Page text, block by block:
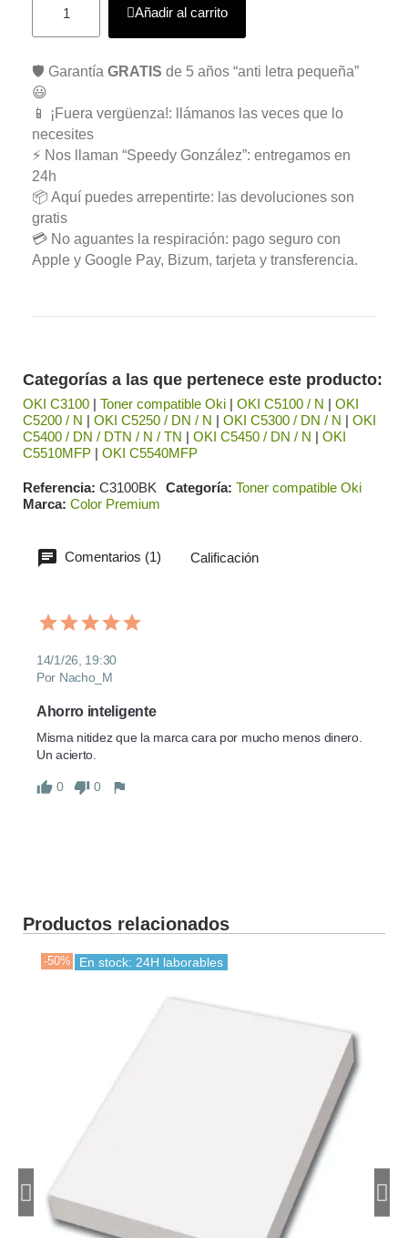
Añadir al carrito
🛡️ Garantía GRATIS de 5 años “anti letra pequeña”
😃
📱 ¡Fuera vergüenza!: llámanos las veces que lo
necesites
⚡ Nos llaman “Speedy González”: entregamos en
24h
📦 Aquí puedes arrepentirte: las devoluciones son
gratis
💳 No aguantes la respiración: pago seguro con
Apple y Google Pay, Bizum, tarjeta y transferencia.
Categorías a las que pertenece este producto:
OKI C3100 | Toner compatible Oki | OKI C5100 / N | OKI
C5200 / N | OKI C5250 / DN / N | OKI C5300 / DN / N | OKI
C5400 / DN / DTN / N / TN | OKI C5450 / DN / N | OKI
C5510MFP | OKI C5540MFP
Referencia C3100BK Categoría Toner compatible Oki
Marca Color Premium
Comentarios (1) Calificación
14/1/26, 19:30
Por Nacho_M
Ahorro inteligente
Misma nitidez que la marca cara por mucho menos dinero.
Un acierto.
0 0
Productos relacionados
-50% En stock: 24H laborables